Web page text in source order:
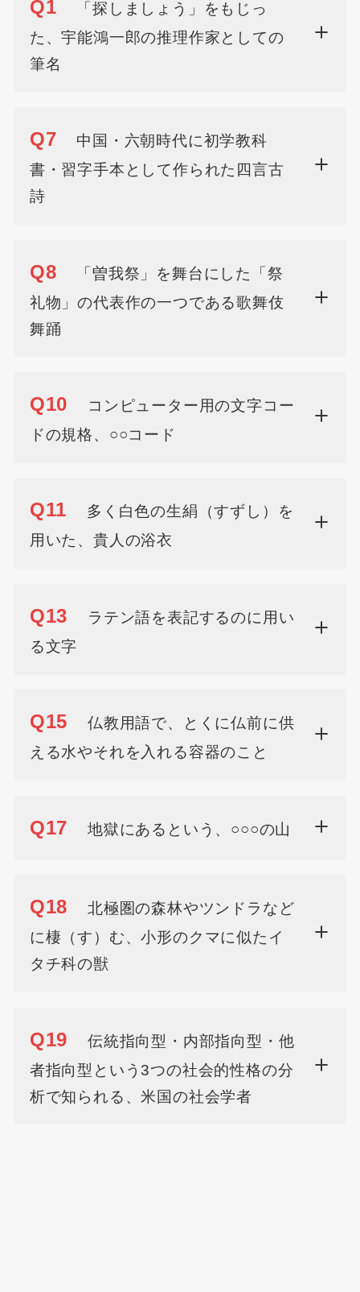
Q1
「探しましょう」をもじっ
た、宇能鴻一郎の推理作家としての
筆名
Q7
中国・六朝時代に初学教科
書・習字手本として作られた四言古
詩
Q8
「曽我祭」を舞台にした「祭
礼物」の代表作の一つである歌舞伎
舞踊
Q10
コンピューター用の文字コー
ドの規格、○○コード
Q11
多く白色の生絹（すずし）を
用いた、貴人の浴衣
Q13
ラテン語を表記するのに用い
る文字
Q15
仏教用語で、とくに仏前に供
える水やそれを入れる容器のこと
Q17 地獄にあるという、○○○の山
Q18
北極圏の森林やツンドラなど
に棲（す）む、小形のクマに似たイ
タチ科の獣
Q19
伝統指向型・内部指向型・他
者指向型という3つの社会的性格の分
析で知られる、米国の社会学者